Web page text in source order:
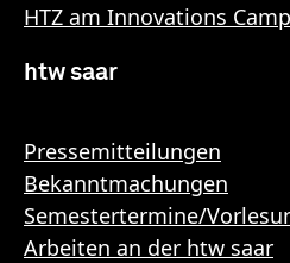
HTZ am Innovations
htw saar
Pressemitteilungen
Bekanntmachungen
Semestertermine/
Arbeiten an der htw saar